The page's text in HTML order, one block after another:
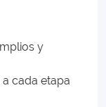
y
cada etapa